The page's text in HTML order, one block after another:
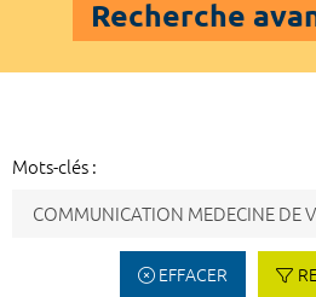
Recherche
Mots-clés :
EFFACER